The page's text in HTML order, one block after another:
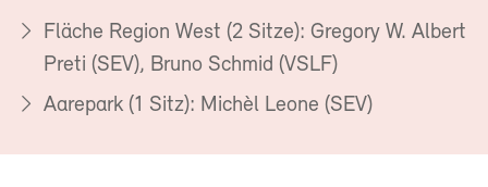
Fläche Region West (2 Sitze): Gregory W. Albert
Preti (SEV), Bruno Schmid (VSLF)
Aarepark (1 Sitz): Michèl Leone (SEV)